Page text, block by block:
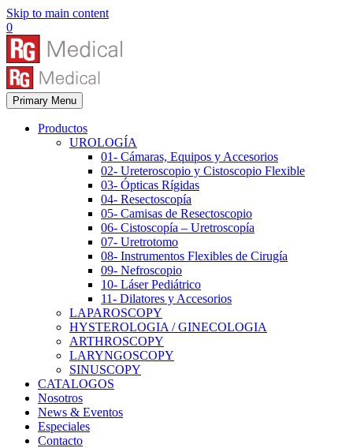
Skip to main content
0
Primary Menu
Productos
UROLOGÍA
01- Cámaras, Equipos y Accesorios
02- Ureteroscopio y Cistoscopio Flexible
03- Ópticas Rígidas
04- Resectoscopía
05- Camisas de Resectoscopio
06- Cistoscopía – Uretroscopía
07- Uretrotomo
08- Instrumentos Flexibles de Cirugía
09- Nefroscopio
10- Láser Pediátrico
11- Dilatores y Accesorios
LAPAROSCOPY
HYSTEROLOGIA / GINECOLOGIA
ARTHROSCOPY
LARYNGOSCOPY
SINUSCOPY
CATALOGOS
Nosotros
News & Eventos
Especiales
Contacto